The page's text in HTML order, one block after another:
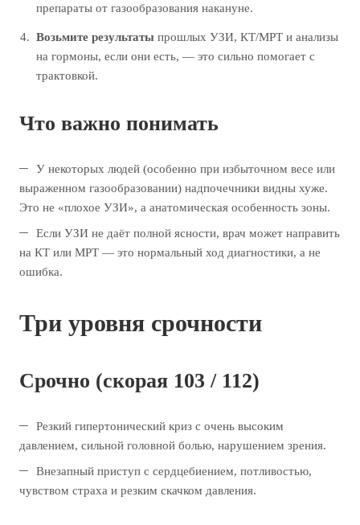
препараты от газообразования накануне.
Возьмите результаты прошлых УЗИ, КТ/МРТ и анализы
на гормоны, если они есть, — это сильно помогает с
трактовкой.
Что важно понимать
У некоторых людей (особенно при избыточном весе или
выраженном газообразовании) надпочечники видны хуже.
Это не «плохое УЗИ», а анатомическая особенность зоны.
Если УЗИ не даёт полной ясности, врач может направить
на КТ или МРТ — это нормальный ход диагностики, а не
ошибка.
Три уровня срочности
Срочно (скорая 103 / 112)
Резкий гипертонический криз с очень высоким
давлением, сильной головной болью, нарушением зрения.
Внезапный приступ с сердцебиением, потливостью,
чувством страха и резким скачком давления.